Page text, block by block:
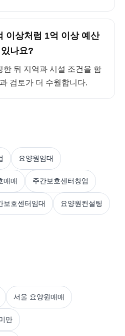
이상처럼 1억 이상 예산
나요?
한 뒤 지역과 시설 조건을 함
검토가 더 수월합니다.
요양원임대
매매 주간보호센터창업
보호센터임대 요양원컨설팅
서울 요양원매매
만